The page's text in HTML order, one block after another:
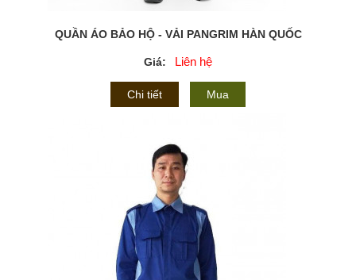
QUẦN ÁO BẢO HỘ - VẢI PANGRIM HÀN QUỐC
Giá: Liên hệ
Chi tiết Mua